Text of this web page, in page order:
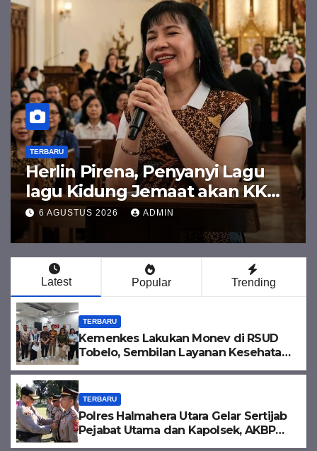
TERBARU
Pemkab dan DPRD Halut
Sepakati KUA-PPAS 2027, APBD
Diproyeksikan Tembus Rp1,08
Triliun
6 AGUSTUS 2026 ADMIN
Latest Popular Trending
TERBARU
Kemenkes Lakukan Monev di RSUD
Tobelo, Sembilan Layanan Kesehatan
TERBARU
Polres Halmahera Utara Gelar Sertijab
Pejabat Utama dan Kapolsek, AKBP